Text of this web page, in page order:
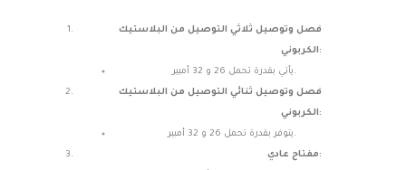
فصل وتوصيل ثلاثي التوصيل من البلاستيك
الكربوني:
يأتي بقدرة تحمل 26 و 32 أمبير.
فصل وتوصيل ثنائي التوصيل من البلاستيك
الكربوني:
يتوفر بقدرة تحمل 26 و 32 أمبير.
مفتاح عادي: